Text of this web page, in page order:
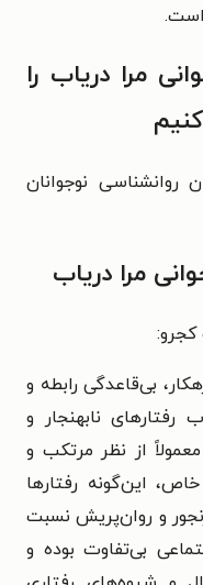
است.
مرا دریاب را
روانشناسی نوجوانان
مرا دریاب
کجرو:
بی‌قاعدگی رابطه و
رفتارهای نابهنجار و
از نظر مرتکب و
اين‌گونه رفتارها
و روان‌پريش نسبت
بی‌تفاوت بوده و